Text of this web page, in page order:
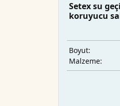
Setex su
koruyucu
Boyut:
Malzeme: